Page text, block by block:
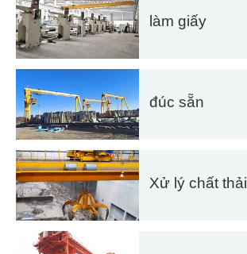
làm giấy
đúc sẵn
Xử lý chất thải